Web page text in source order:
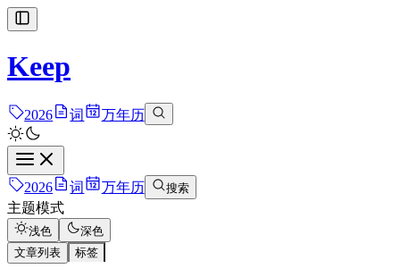
Keep
2026 词 万年历
2026 词 万年历 搜索
主题模式
浅色
深色
文章列表
标签